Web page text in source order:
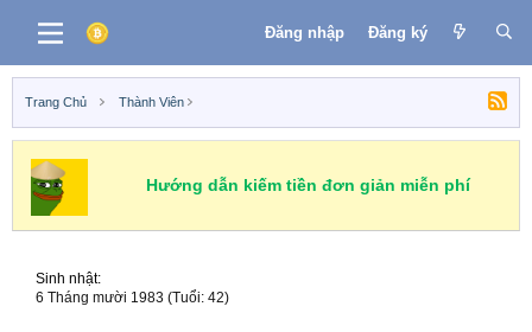
Đăng nhập Đăng ký
Trang Chủ Thành Viên
Hướng dẫn kiếm tiền đơn giản miễn phí
Sinh nhật
6 Tháng mười 1983 (Tuổi: 42)